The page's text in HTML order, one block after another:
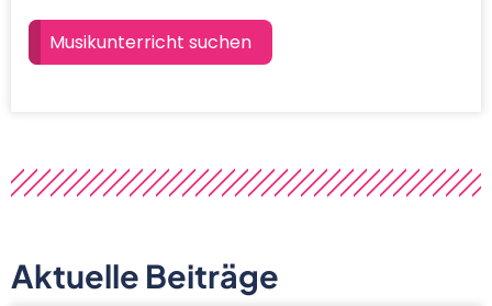
Musikunterricht suchen
Aktuelle Beiträge